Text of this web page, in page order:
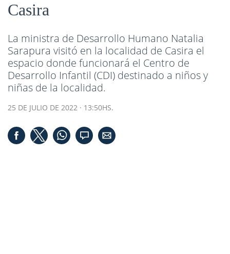
Casira
La ministra de Desarrollo Humano Natalia
Sarapura visitó en la localidad de Casira el
espacio donde funcionará el Centro de
Desarrollo Infantil (CDI) destinado a niños y
niñas de la localidad.
25 DE JULIO DE 2022 · 13:50HS.